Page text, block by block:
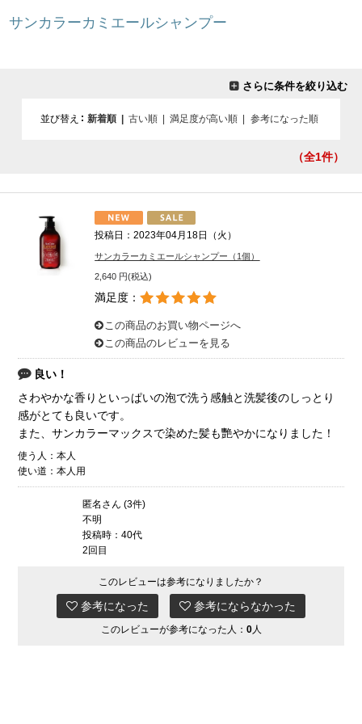
サンカラーカミエールシャンプー
さらに条件を絞り込む
並び替え 新着順 古い順 満足度が高い順 参考になった順
（全1件）
投稿日：2023年04月18日（火）
サンカラーカミエールシャンプー（1個）
2,640 円(税込)
満足度：
この商品のお買い物ページへ
この商品のレビューを見る
良い！
さわやかな香りといっぱいの泡で洗う感触と洗髪後のしっとり
感がとても良いです。
また、サンカラーマックスで染めた髪も艷やかになりました！
使う人：本人
使い道：本人用
匿名さん (3件)
不明
投稿時：40代
2回目
このレビューは参考になりましたか？
参考になった 参考にならなかった
このレビューが参考になった人： 0人